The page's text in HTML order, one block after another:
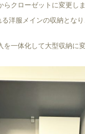
らクローゼットに変更しま
洋服メインの収納とな
を一体化して大型収納に